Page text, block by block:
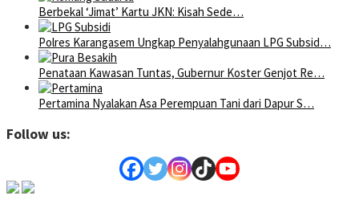
Berbekal ‘Jimat’ Kartu JKN: Kisah Sede…
Polres Karangasem Ungkap Penyalahgunaan LPG Subsid…
Penataan Kawasan Tuntas, Gubernur Koster Genjot Re…
Pertamina Nyalakan Asa Perempuan Tani dari Dapur S…
Follow us: